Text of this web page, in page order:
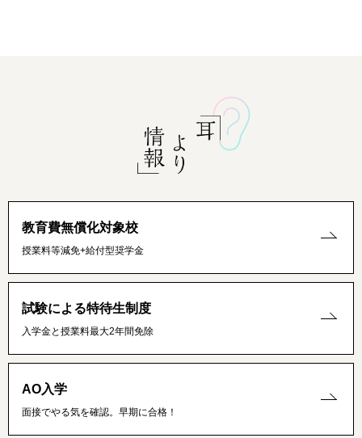
教育費無償化対象校
授業料等減免+給付型奨学金
試験による特待生制度
入学金と授業料最大2年間免除
AO入学
面接でやる気を確認。早期に合格！